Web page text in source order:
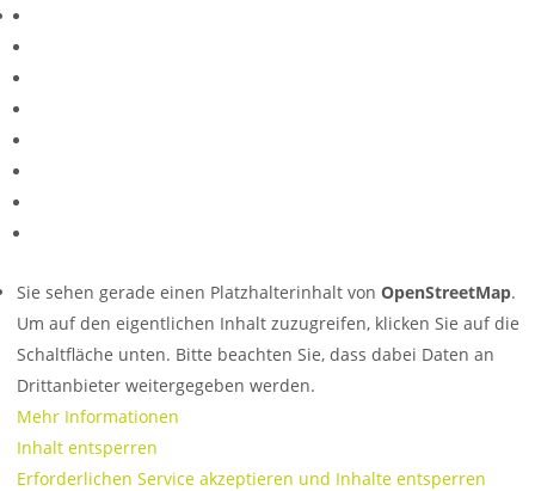
Sie sehen gerade einen Platzhalterinhalt von OpenStreetMap.
Um auf den eigentlichen Inhalt zuzugreifen, klicken Sie auf die
Schaltfläche unten. Bitte beachten Sie, dass dabei Daten an
Drittanbieter weitergegeben werden.
Mehr Informationen
Inhalt entsperren
Erforderlichen Service akzeptieren und Inhalte entsperren